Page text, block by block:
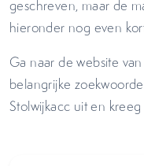
geschreven, maar de
hieronder nog even
Ga naar de website
belangrijke
Stolwijkacc uit en